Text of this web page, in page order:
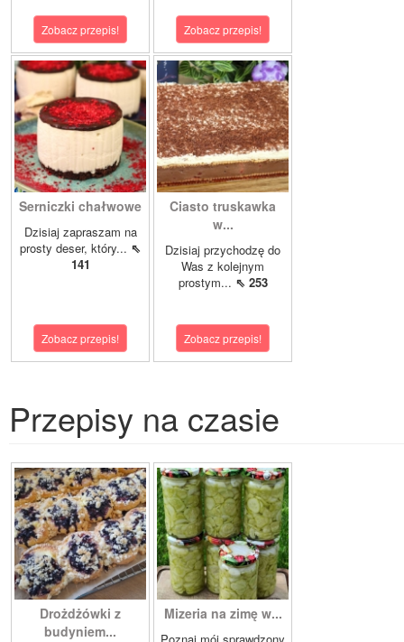
Zobacz przepis! Zobacz przepis!
Serniczki chałwowe
Dzisiaj zapraszam na
prosty deser, który... ⇖
141
Zobacz przepis!
Ciasto truskawka
w...
Dzisiaj przychodzę do
Was z kolejnym
prostym... ⇖ 253
Zobacz przepis!
Przepisy na czasie
Drożdżówki z
budyniem...
Mizeria na zimę w...